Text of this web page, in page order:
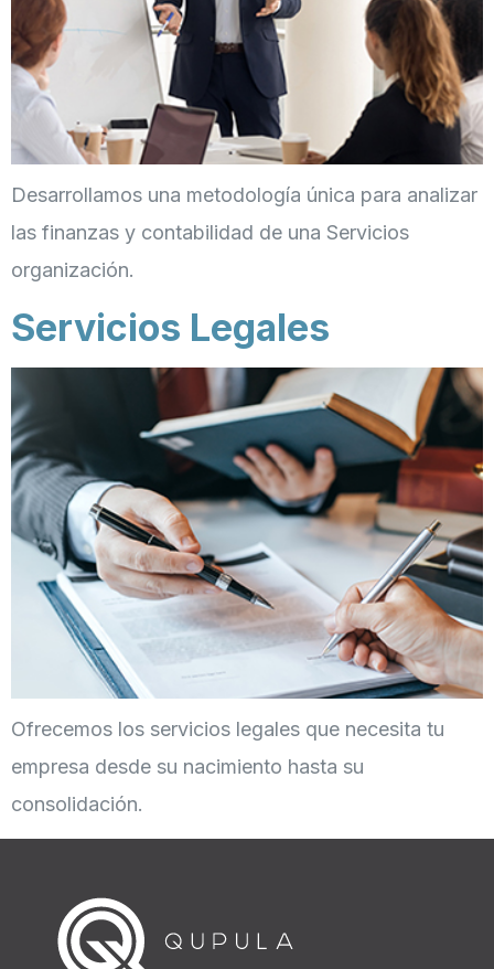
Desarrollamos una metodología única para analizar
las finanzas y contabilidad de una Servicios
organización.
Servicios Legales
Ofrecemos los servicios legales que necesita tu
empresa desde su nacimiento hasta su
consolidación.